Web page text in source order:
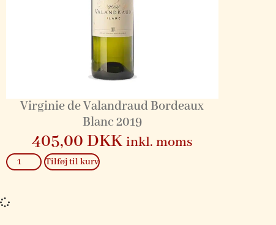
Virginie de Valandraud Bordeaux
Blanc 2019
405,00 DKK inkl. moms
Tilføj til kurv